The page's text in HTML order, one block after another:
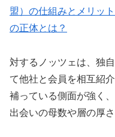
盟）の仕組みとメリッ
の正体とは？
対するノッツェは、独
て他社と会員を相互紹
補っている側面が強く
出会いの母数や層の厚